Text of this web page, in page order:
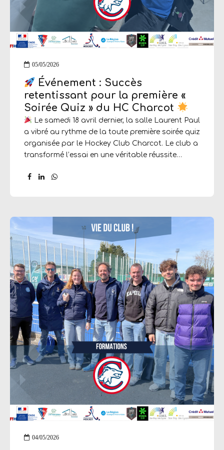
05/05/2026
Événement : Succès
retentissant pour la première «
Soirée Quiz » du HC Charcot
Le samedi 18 avril dernier, la salle Laurent Paul
a vibré au rythme de la toute première soirée quiz
organisée par le Hockey Club Charcot. Le club a
transformé l’essai en une véritable réussite
bénévoles et l’enthousiasme des adhérents
grâce aux partenariats noués avec la boucherie
Jacquin et la fromagerie de la Plaine. Ces
collaborations ont permis de proposer des
plateaux de charcuterie et de fromage de
qualité, particulièrement appréciés des convives.
Trois sessions, trois...
04/05/2026